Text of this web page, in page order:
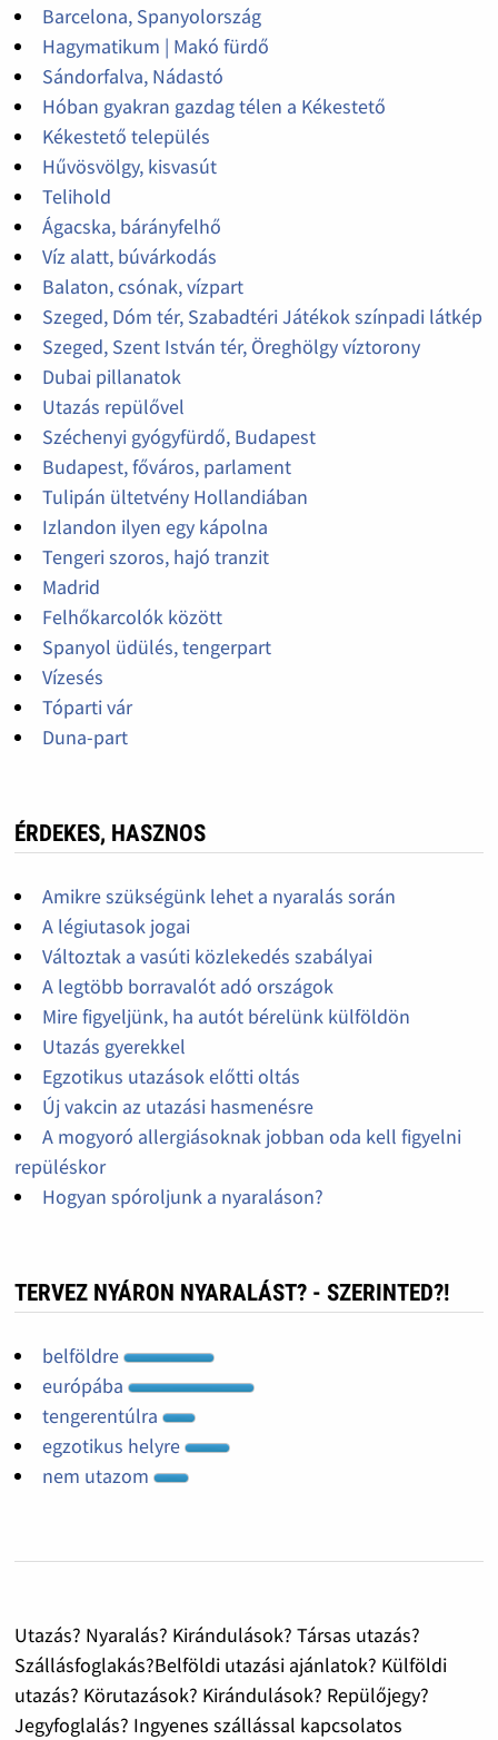
Barcelona, Spanyolország
Hagymatikum | Makó fürdő
Sándorfalva, Nádastó
Hóban gyakran gazdag télen a Kékestető
Kékestető település
Hűvösvölgy, kisvasút
Telihold
Ágacska, bárányfelhő
Víz alatt, búvárkodás
Balaton, csónak, vízpart
Szeged, Dóm tér, Szabadtéri Játékok színpadi látkép
Szeged, Szent István tér, Öreghölgy víztorony
Dubai pillanatok
Utazás repülővel
Széchenyi gyógyfürdő, Budapest
Budapest, főváros, parlament
Tulipán ültetvény Hollandiában
Izlandon ilyen egy kápolna
Tengeri szoros, hajó tranzit
Madrid
Felhőkarcolók között
Spanyol üdülés, tengerpart
Vízesés
Tóparti vár
Duna-part
ÉRDEKES, HASZNOS
Amikre szükségünk lehet a nyaralás során
A légiutasok jogai
Változtak a vasúti közlekedés szabályai
A legtöbb borravalót adó országok
Mire figyeljünk, ha autót bérelünk külföldön
Utazás gyerekkel
Egzotikus utazások előtti oltás
Új vakcin az utazási hasmenésre
A mogyoró allergiásoknak jobban oda kell figyelni
repüléskor
Hogyan spóroljunk a nyaraláson?
TERVEZ NYÁRON NYARALÁST? - SZERINTED?!
belföldre
európába
tengerentúlra
egzotikus helyre
nem utazom
Utazás? Nyaralás? Kirándulások? Társas utazás?
Szállásfoglakás?Belföldi utazási ajánlatok? Külföldi
utazás? Körutazások? Kirándulások? Repülőjegy?
Jegyfoglalás? Ingyenes szállással kapcsolatos